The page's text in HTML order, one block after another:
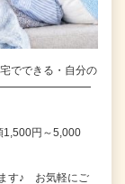
でできる・自分の
1,500円～5,000
す♪ お気軽にご